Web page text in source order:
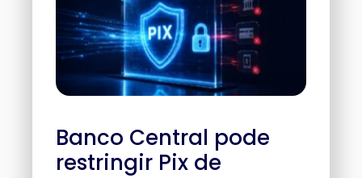
Banco Central pode
restringir Pix de